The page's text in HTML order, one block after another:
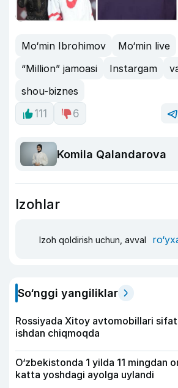
Mo‘min Ibrohimov
Mo‘min live
“Million” jamoasi
Instargam
shou-biznes
111
6
Komila Qalandarova
Izohlar
Izoh qoldirish uchun, avval
So‘nggi yangiliklar
Rossiyada Xitoy avtomobillari
ishdan chiqmoqda
O‘zbekistonda 1 yilda 11 mingdan
katta yoshdagi ayolga uylandi